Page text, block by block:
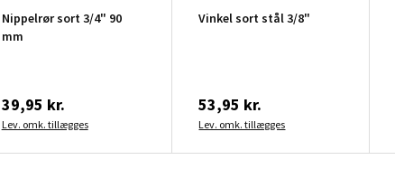
Nippelrør sort 3/4" 90
mm
39,95 kr.
Lev. omk. tillægges
Vinkel sort stål 3/8"
53,95 kr.
Lev. omk. tillægges